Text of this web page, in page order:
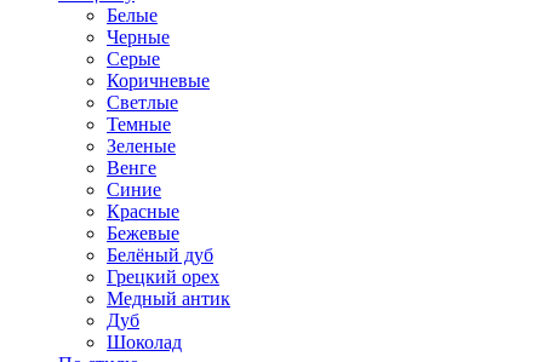
Белые
Черные
Серые
Коричневые
Светлые
Темные
Зеленые
Венге
Синие
Красные
Бежевые
Белёный дуб
Грецкий орех
Медный антик
Дуб
Шоколад